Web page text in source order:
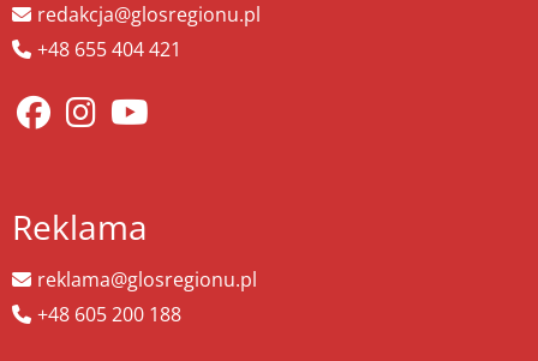
redakcja@glosregionu.pl
+48 655 404 421
Reklama
reklama@glosregionu.pl
+48 605 200 188